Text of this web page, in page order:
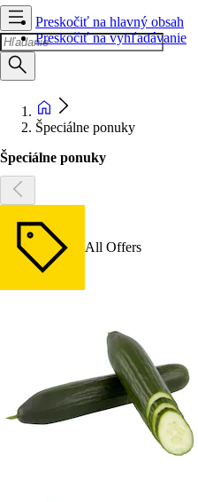
Preskočiť na hlavný obsah
Preskočiť na vyhľadávanie
Špeciálne ponuky
Špeciálne ponuky
All Offers